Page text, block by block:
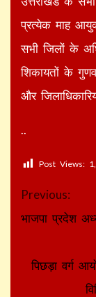
प्रत्येक माह
सभी जिलों के
शिकायतों के
और
..
Post Views:
Continue
Previous:
भाजपा प्रदेश
पिछड़ा वर्ग